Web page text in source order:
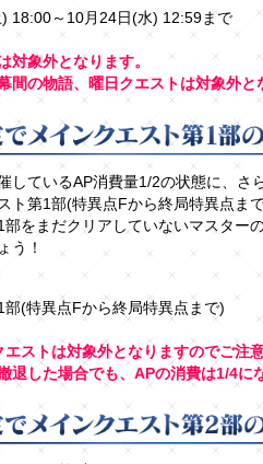
18:00～10月24日(水) 12:59まで
象外となります。
間の物語、曜日クエストは対象外と
しているAP消費量1/2の状態に、さ
ト第1部(特異点Fから終局特異点ま
部をまだクリアしていないマスター
う！
部(特異点Fから終局特異点まで)
ストは対象外となりますのでご注
退した場合でも、APの消費は1/4に